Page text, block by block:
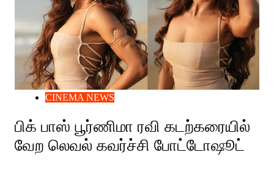
CINEMA NEWS
பிக் பாஸ் பூர்ணிமா ரவி கடற்கரையில்
வேற லெவல் கவர்ச்சி போட்டோஷூட்